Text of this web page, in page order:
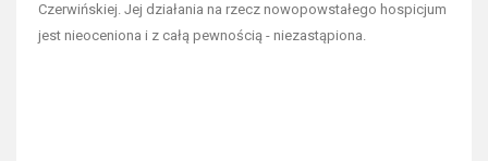
Czerwińskiej. Jej działania na rzecz nowopowstałego hospicjum
jest nieoceniona i z całą pewnością - niezastąpiona.